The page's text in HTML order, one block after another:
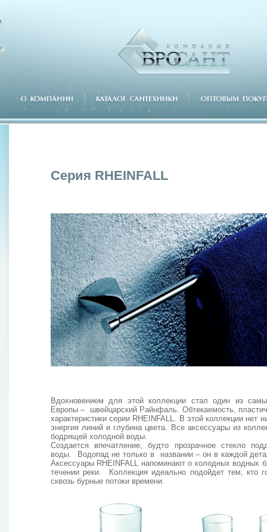
Серия RHEINFALL
Вдохновением для этой коллекции стал один из
Европы – швейцарский Райнфаль. Обтекаемость,
характеристики серии RHEINFALL. В этой коллекции нет
энергия линий и глубина цвета. Все аксессуары из
бодрящей холодной воды.
Создается впечатление, будто прозрачное стекло
воды. Водопад не только в названии – он в каждой
Аксессуары RHEINFALL напоминают о холодных водных
течении реки. Коллекция идеально подойдет тем, кто
сквозь бурные потоки времени.